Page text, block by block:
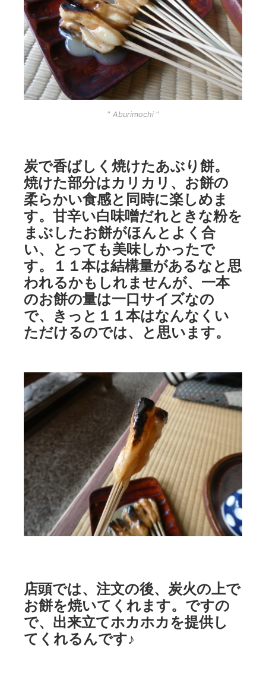
” Aburimochi“
炭で香ばしく焼けたあぶり餅。
焼けた部分はカリカリ、お餅の
柔らかい食感と同時に楽しめま
す。甘辛い白味噌だれときな粉を
まぶしたお餅がほんとよく合
い、とっても美味しかったで
す。１１本は結構量があるなと思
われるかもしれませんが、一本
のお餅の量は一口サイズなの
で、きっと１１本はなんなくい
ただけるのでは、と思います。
店頭では、注文の後、炭火の上で
お餅を焼いてくれます。ですの
で、出来立てホカホカを提供し
てくれるんです♪